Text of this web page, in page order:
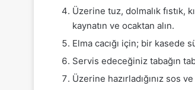
Üzerine tuz, dolmalık fıstık,
kaynatın ve ocaktan alın.
Elma cacığı için; bir kasede
Servis edeceğiniz tabağın
Üzerine hazırladığınız sos